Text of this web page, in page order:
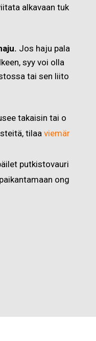
alkavaan tuk
Jos haju pala
syy voi olla
tai sen liito
takaisin tai o
tilaa viemär
putkistovauri
ong